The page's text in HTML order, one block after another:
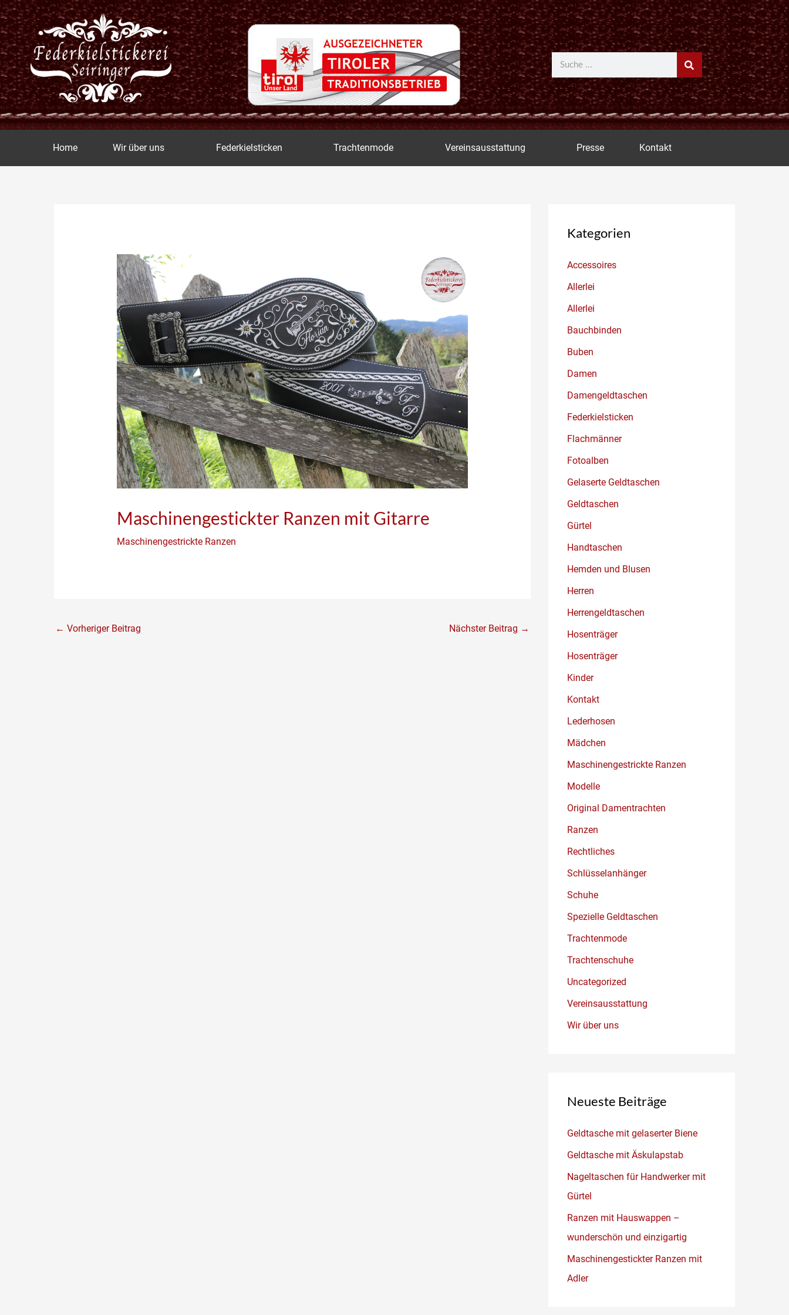
Zum
Inhalt
springen
Suche
Home Wir über uns Federkielsticken Trachtenmode Vereinsausstattung Presse Kontakt
Maschinengestickter Ranzen mit Gitarre
Maschinengestrickte Ranzen
← Vorheriger Beitrag Nächster Beitrag →
Kategorien
Accessoires
Allerlei
Allerlei
Bauchbinden
Buben
Damen
Damengeldtaschen
Federkielsticken
Flachmänner
Fotoalben
Gelaserte Geldtaschen
Geldtaschen
Gürtel
Handtaschen
Hemden und Blusen
Herren
Herrengeldtaschen
Hosenträger
Hosenträger
Kinder
Kontakt
Lederhosen
Mädchen
Maschinengestrickte Ranzen
Modelle
Original Damentrachten
Ranzen
Rechtliches
Schlüsselanhänger
Schuhe
Spezielle Geldtaschen
Trachtenmode
Trachtenschuhe
Uncategorized
Vereinsausstattung
Wir über uns
Neueste Beiträge
Geldtasche mit gelaserter Biene
Geldtasche mit Äskulapstab
Nageltaschen für Handwerker mit
Gürtel
Ranzen mit Hauswappen –
wunderschön und einzigartig
Maschinengestickter Ranzen mit
Adler